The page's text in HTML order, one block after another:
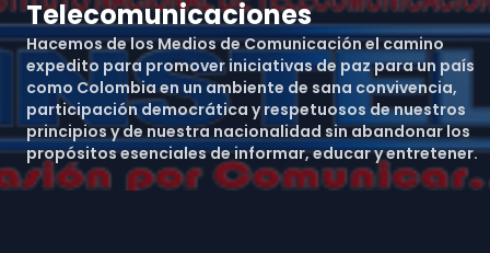
Telecomunicaciones
Hacemos de los Medios de Comunicación el camino
expedito para promover iniciativas de paz para un país
como Colombia en un ambiente de sana convivencia,
participación democrática y respetuosos de nuestros
principios y de nuestra nacionalidad sin abandonar los
propósitos esenciales de informar, educar y entretener.